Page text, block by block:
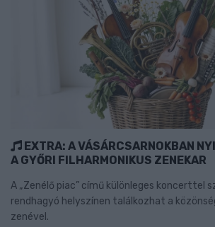
EXTRA: A VÁSÁRCSARNOKBAN
A GYŐRI FILHARMONIKUS ZENEKAR
A „Zenélő piac” című különleges koncerttel
rendhagyó helyszínen találkozhat a
zenével.